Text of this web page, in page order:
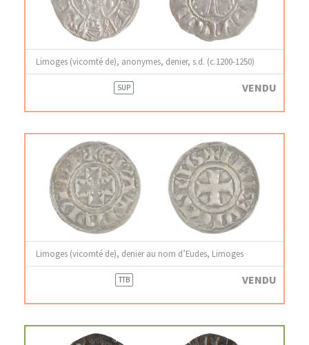
Limoges (vicomté de), anonymes, denier, s.d. (c.1200-1250)
SUP VENDU
Limoges (vicomté de), denier au nom d’Eudes, Limoges
TTB VENDU